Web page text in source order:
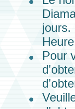
jours.
Pour